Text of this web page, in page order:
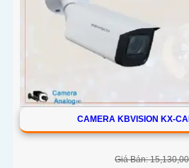
CAMERA KBVISION KX-
Giá Bán: